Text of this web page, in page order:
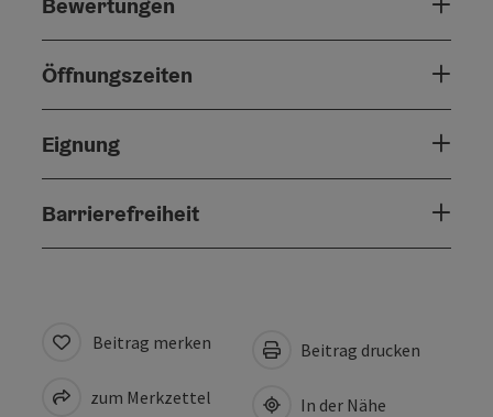
Öffnungszeiten
Eignung
Barrierefreiheit
Beitrag merken
zum Merkzettel
Beitrag drucken
In der Nähe